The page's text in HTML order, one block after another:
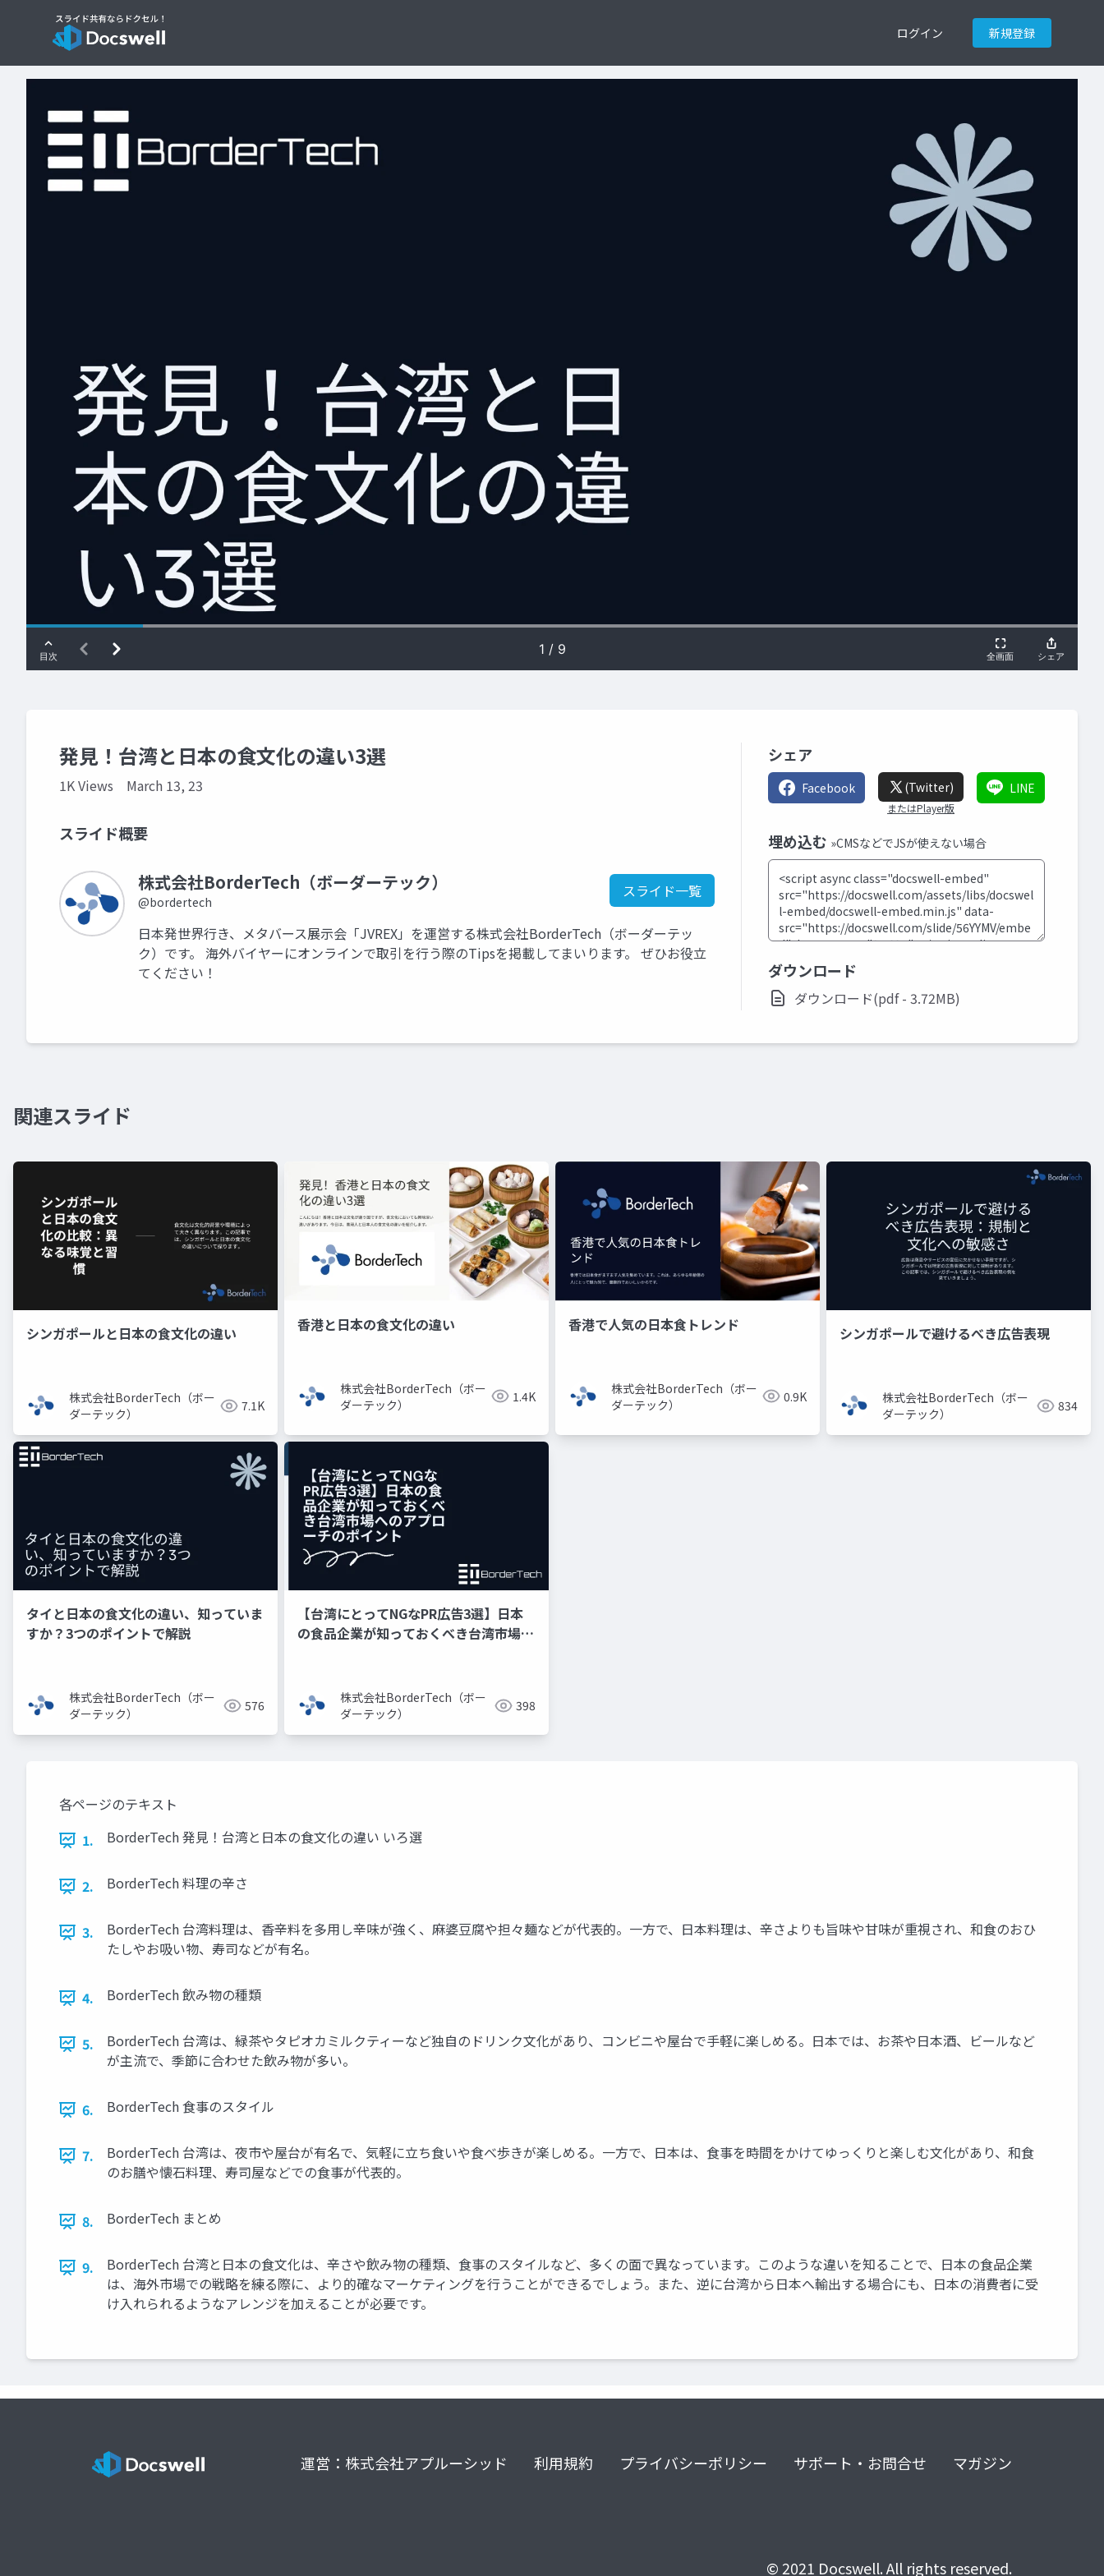
ログイン 新規登録
発見！台湾と日本の食文化の違い3選
1K Views March 13, 23
スライド概要
株式会社BorderTech（ボーダーテック）
@bordertech
スライド一覧
日本発世界行き、メタバース展示会「JVREX」を運営する株式会社BorderTech（ボーダーテッ
ク）です。 海外バイヤーにオンラインで取引を行う際のTipsを掲載してまいります。 ぜひお役立
てください！
シェア
Facebook (Twitter)
またはPlayer版
LINE
埋め込む »CMSなどでJSが使えない場合
ダウンロード
ダウンロード(pdf - 3.72MB)
関連スライド
シンガポールと日本の食文化の違い
株式会社BorderTech（ボー
ダーテック）
7.1K
香港と日本の食文化の違い
株式会社BorderTech（ボー
ダーテック）
1.4K
香港で人気の日本食トレンド
株式会社BorderTech（ボー
ダーテック）
0.9K
シンガポールで避けるべき広告表現
株式会社BorderTech（ボー
ダーテック）
834
タイと日本の食文化の違い、知っていま
すか？3つのポイントで解説
株式会社BorderTech（ボー
ダーテック）
576
【台湾にとってNGなPR広告3選】日本
の食品企業が知っておくべき台湾市場へ
株式会社BorderTech（ボー
ダーテック）
398
各ページのテキスト
1.
BorderTech 発見！台湾と日本の食文化の違い いろ選
2. BorderTech 料理の辛さ
3.
BorderTech 台湾料理は、香辛料を多用し辛味が強く、麻婆豆腐や担々麺などが代表的。一方で、日本料理は、辛さよりも旨味や甘味が重視され、和食のおひ
たしやお吸い物、寿司などが有名。
4. BorderTech 飲み物の種類
5.
BorderTech 台湾は、緑茶やタピオカミルクティーなど独自のドリンク文化があり、コンビニや屋台で手軽に楽しめる。日本では、お茶や日本酒、ビールなど
が主流で、季節に合わせた飲み物が多い。
6. BorderTech 食事のスタイル
7.
BorderTech 台湾は、夜市や屋台が有名で、気軽に立ち食いや食べ歩きが楽しめる。一方で、日本は、食事を時間をかけてゆっくりと楽しむ文化があり、和食
のお膳や懐石料理、寿司屋などでの食事が代表的。
8. BorderTech まとめ
9.
BorderTech 台湾と日本の食文化は、辛さや飲み物の種類、食事のスタイルなど、多くの面で異なっています。このような違いを知ることで、日本の食品企業
は、海外市場での戦略を練る際に、より的確なマーケティングを行うことができるでしょう。また、逆に台湾から日本へ輸出する場合にも、日本の消費者に受
け入れられるようなアレンジを加えることが必要です。
運営：株式会社アプルーシッド 利用規約 プライバシーポリシー サポート・お問合せ マガジン
© 2021 Docswell. All rights reserved.